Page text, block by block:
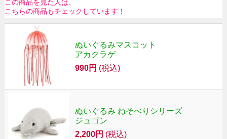
この商品を見た人は、
こちらの商品もチェックしています！
ぬいぐるみマスコット
アカクラゲ
990円 (税込)
ぬいぐるみ ねそべりシリーズ
ジュゴン
2,200円 (税込)